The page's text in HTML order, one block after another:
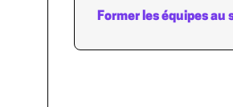
Former les équipes au